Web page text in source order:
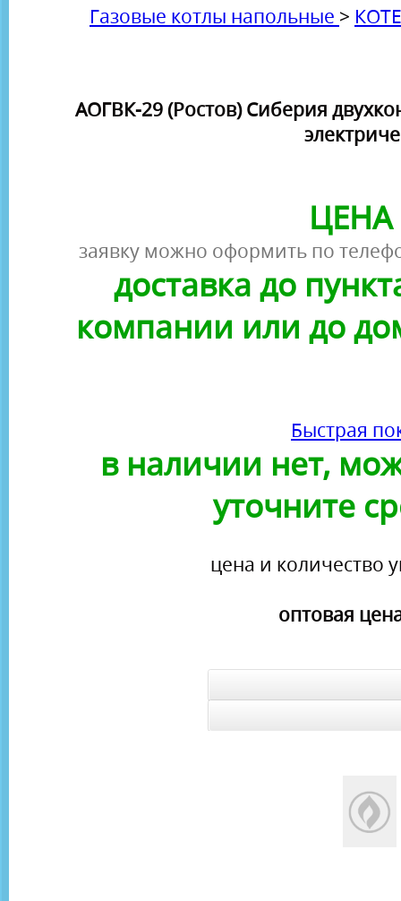
Газовые котлы напольные >
АОГВК-29 (Ростов) Сиберия
ЦЕНА
заявку можно оформить по
доставка до
компании или до
Быстрая
в наличии нет,
уточните
цена и количество
оптовая